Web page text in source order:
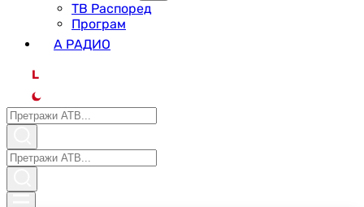
ТВ Распоред
Програм
А РАДИО
L